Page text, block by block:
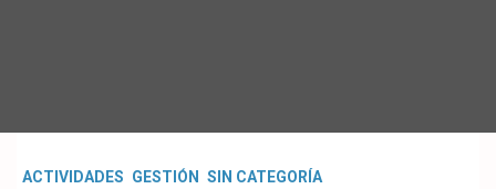
ACTIVIDADES GESTIÓN SIN CATEGORÍA